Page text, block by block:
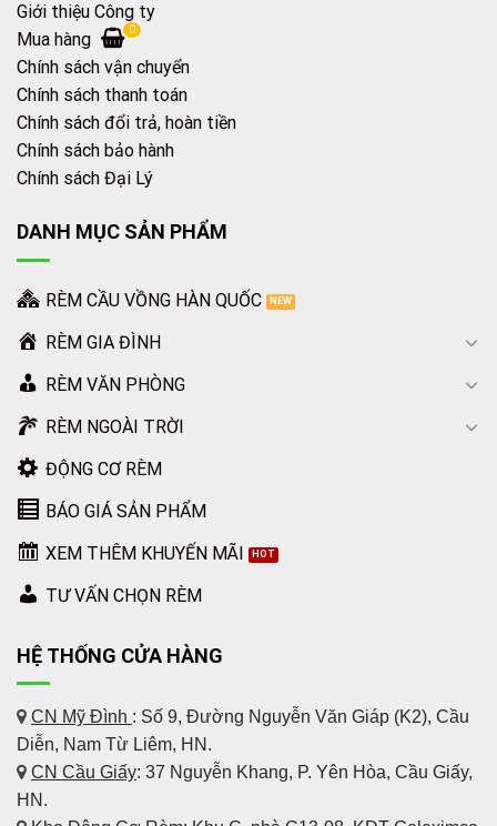
Giới thiệu Công ty
Mua hàng
0
Chính sách vận chuyển
Chính sách thanh toán
Chính sách đổi trả, hoàn tiền
Chính sách bảo hành
Chính sách Đại Lý
DANH MỤC SẢN PHẨM
RÈM CẦU VỒNG HÀN QUỐC
RÈM GIA ĐÌNH
RÈM VĂN PHÒNG
RÈM NGOÀI TRỜI
ĐỘNG CƠ RÈM
BÁO GIÁ SẢN PHẨM
XEM THÊM KHUYẾN MÃI
TƯ VẤN CHỌN RÈM
HỆ THỐNG CỬA HÀNG
CN Mỹ Đình : Số 9, Đường Nguyễn Văn Giáp (K2), Cầu
Diễn, Nam Từ Liêm, HN.
CN Cầu Giấy: 37 Nguyễn Khang, P. Yên Hòa, Cầu Giấy,
HN.